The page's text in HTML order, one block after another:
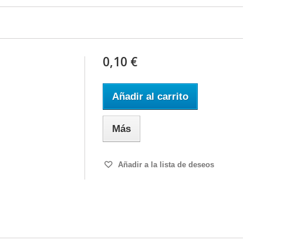
0,10 €
Añadir al carrito
Más
Añadir a la lista de deseos